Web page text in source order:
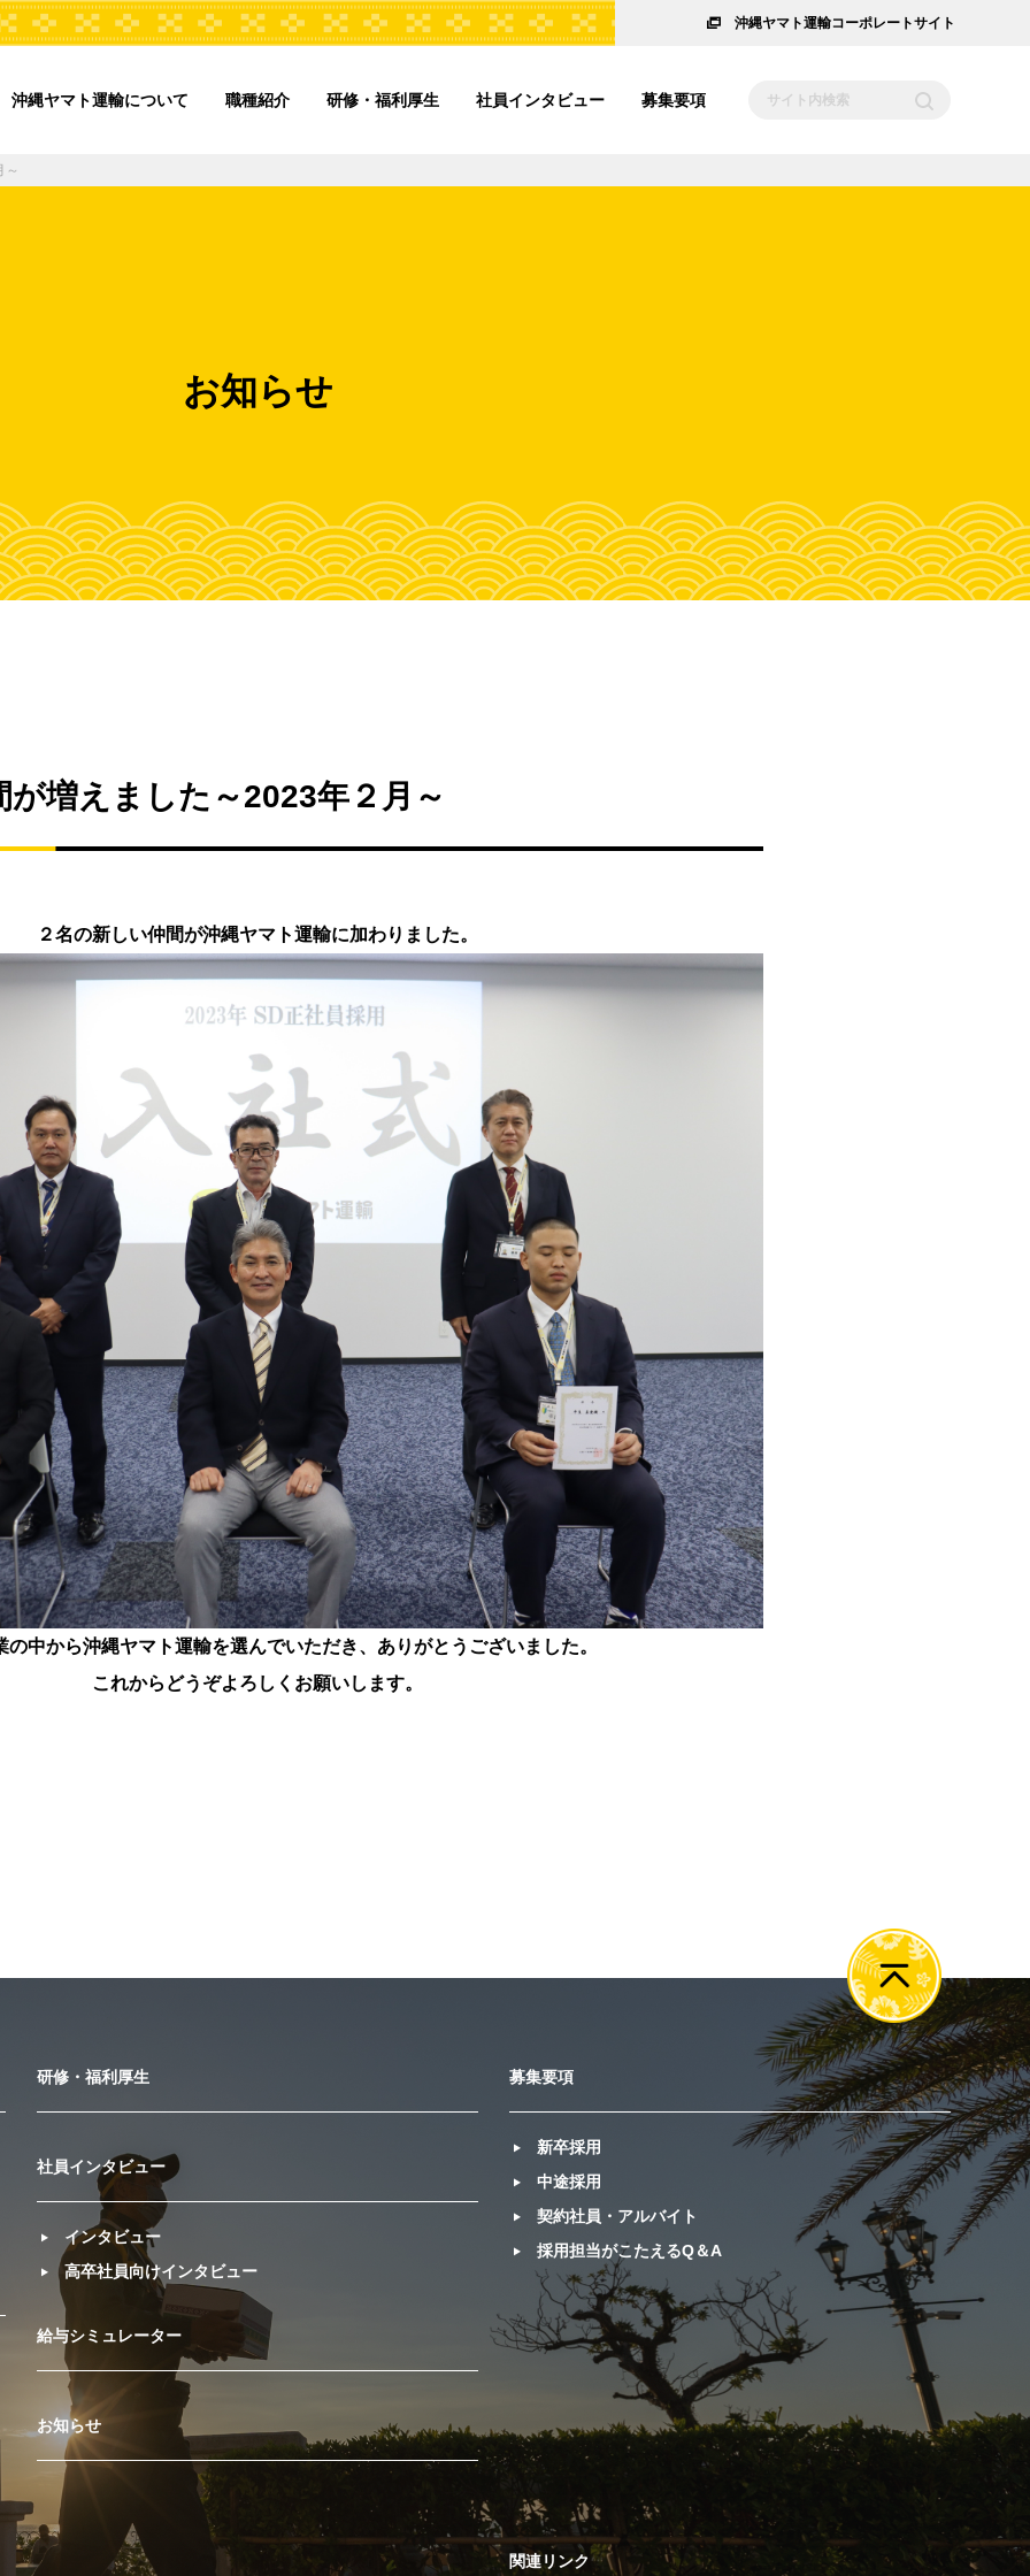
沖縄ヤマト運輸コーポレートサイト
沖縄ヤマト運輸について 職種紹介 研修・福利厚生 社員インタビュー 募集要項
お知らせ
増えました～2023年２月～
２名の新しい仲間が沖縄ヤマト運輸に加わりました。
の中から沖縄ヤマト運輸を選んでいただき、ありがとうございました。
これからどうぞよろしくお願いします。
研修・福利厚生
社員インタビュー
インタビュー
高卒社員向けインタビュー
給与シミュレーター
お知らせ
募集要項
新卒採用
中途採用
契約社員・アルバイト
採用担当がこたえるQ＆A
関連リンク